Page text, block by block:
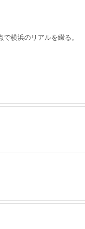
横浜のリアルを綴る。